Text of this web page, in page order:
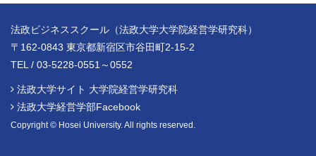
法政ビジネススクール（法政大学大学院経営学研究科）
〒162-0843 東京都新宿区市谷田町2-15-2
TEL / 03-5228-0551～0552
法政大学サイト 大学院経営学研究科
法政大学経営学部Facebook
Copyright © Hosei University. All rights reserved.